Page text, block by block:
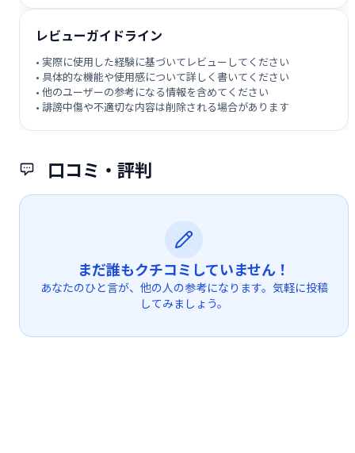
口コミ・評判
まだ誰もクチコミしていません！
あなたのひと言が、他の人の参考になります。気軽に投稿
してみましょう。
レビューガイドライン
• 実際に使用した経験に基づいてレビューしてください
• 具体的な機能や使用感について詳しく書いてください
• 他のユーザーの参考になる情報を含めてください
• 誹謗中傷や不適切な内容は削除される場合があります